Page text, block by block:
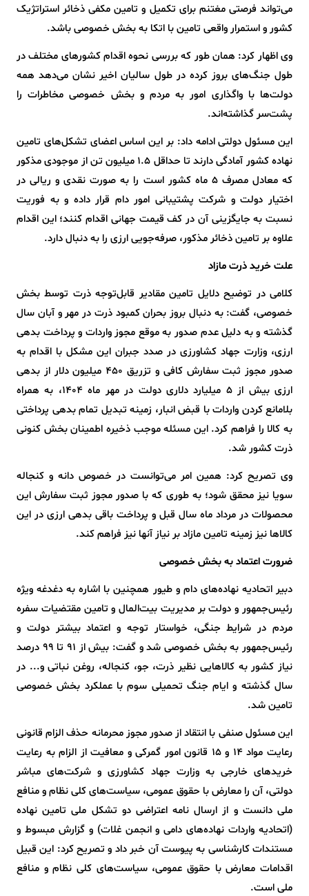
می‌تواند فرصتی مغتنم برای تکمیل و تامین مکفی ذخائر استراتژیک
کشور و استمرار واقعی تامین با اتکا به بخش خصوصی باشد.
وی اظهار کرد: همان طور که بررسی نحوه اقدام کشورهای مختلف در
طول جنگ‌های بروز کرده در طول سالیان اخیر نشان می‌دهد همه
دولت‌ها با واگذاری امور به مردم و بخش خصوصی مخاطرات را
پشت‌سر گذاشته‌اند.
این مسئول دولتی ادامه داد: بر این اساس اعضای تشکل‌های تامین
نهاده کشور آمادگی دارند تا حداقل ۱.۵ میلیون تن از موجودی مذکور
که معادل مصرف ۵ ماه کشور است را به صورت نقدی و ریالی در
اختیار دولت و شرکت پشتیبانی امور دام قرار داده و به فوریت
نسبت به جایگزینی آن در کف قیمت جهانی اقدام کنند؛ این اقدام
علاوه بر تامین ذخائر مذکور، صرفه‌جویی ارزی را به دنبال دارد.
علت خرید ذرت مازاد
کلامی در توضیح دلایل تامین مقادیر قابل‌توجه ذرت توسط بخش
خصوصی، گفت: به دنبال بروز بحران کمبود ذرت در مهر و آبان سال
گذشته و به دلیل عدم صدور به موقع مجوز واردات و پرداخت بدهی
ارزی، وزارت جهاد کشاورزی در صدد جبران این مشکل با اقدام به
صدور مجوز ثبت سفارش کافی و تزریق ۴۵۰ میلیون دلار از بدهی
ارزی بیش از ۵ میلیارد دلاری دولت در مهر ماه ۱۴۰۴، به همراه
بلامانع کردن واردات با قبض انبار، زمینه تبدیل تمام بدهی پرداختی
به کالا را فراهم کرد. این مسئله موجب ذخیره اطمینان بخش کنونی
ذرت کشور شد.
وی تصریح کرد: همین امر می‌توانست در خصوص دانه و کنجاله
سویا نیز محقق شود؛ به طوری که با صدور مجوز ثبت سفارش این
محصولات در مرداد ماه سال قبل و پرداخت باقی بدهی ارزی در این
کالاها نیز زمینه تامین مازاد بر نیاز آنها نیز فراهم کند.
ضرورت اعتماد به بخش خصوصی
دبیر اتحادیه نهاده‌های دام و طیور همچنین با اشاره به دغدغه ویژه
رئیس‌جمهور و دولت بر مدیریت بیت‌المال و تامین مقتضیات سفره
مردم در شرایط جنگی، خواستار توجه و اعتماد بیشتر دولت و
رئیس‌جمهور به بخش خصوصی شد و گفت: بیش از ۹۱ تا ۹۹ درصد
نیاز کشور به کالاهایی نظیر ذرت، جو، کنجاله، روغن نباتی و... در
سال گذشته و ایام جنگ تحمیلی سوم با عملکرد بخش خصوصی
تامین شد.
این مسئول صنفی با انتقاد از صدور مجوز محرمانه حذف الزام قانونی
رعایت مواد ۱۴ و ۱۵ قانون امور گمرکی و معافیت از الزام به رعایت
خریدهای خارجی به وزارت جهاد کشاورزی و شرکت‌های مباشر
دولتی، آن را معارض با حقوق عمومی، سیاست‌های کلی نظام و منافع
ملی دانست و از ارسال نامه اعتراضی دو تشکل ملی تامین نهاده
(اتحادیه واردات نهاده‌های دامی و انجمن غلات) و گزارش مبسوط و
مستندات کارشناسی به پیوست آن خبر داد و تصریح کرد: این قبیل
اقدامات معارض با حقوق عمومی، سیاست‌های کلی نظام و منافع
ملی است.